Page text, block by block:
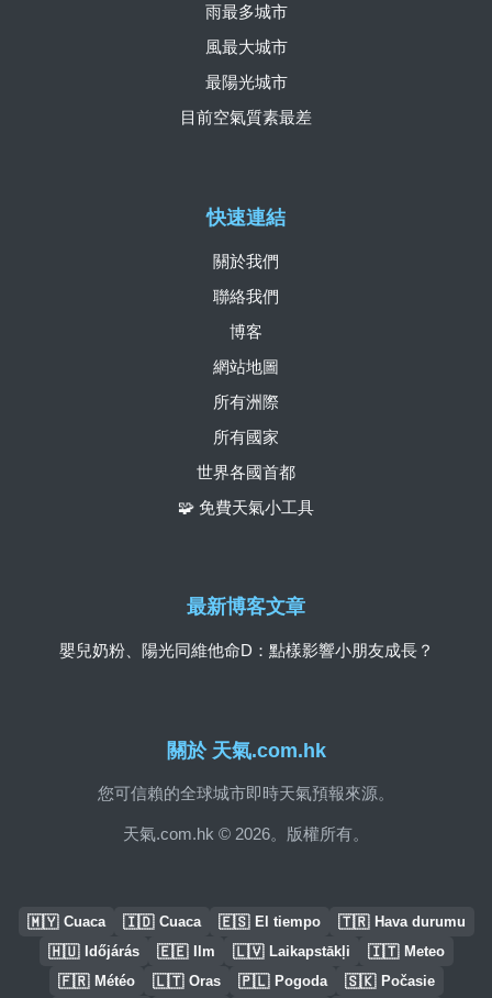
關於 天氣.com.hk
您可信賴的全球城市即時天氣預報來源。
天氣.com.hk © 2026。版權所有。
快速連結
關於我們
聯絡我們
博客
網站地圖
所有洲際
所有國家
世界各國首都
🧩 免費天氣小工具
雨最多城市
風最大城市
最陽光城市
目前空氣質素最差
最新博客文章
嬰兒奶粉、陽光同維他命D：點樣影響小朋友成長？
🇲🇾 Cuaca 🇮🇩 Cuaca 🇪🇸 El tiempo 🇹🇷 Hava durumu
🇭🇺 Időjárás 🇪🇪 Ilm 🇱🇻 Laikapstākļi 🇮🇹 Meteo
🇫🇷 Météo 🇱🇹 Oras 🇵🇱 Pogoda 🇸🇰 Počasie